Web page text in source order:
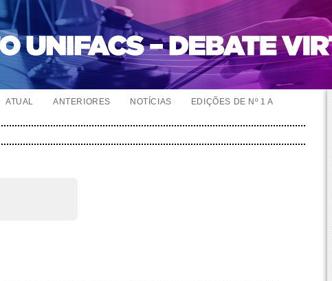
ATUAL ANTERIORES NOTÍCIAS
EDIÇÕES DE Nº 1 A